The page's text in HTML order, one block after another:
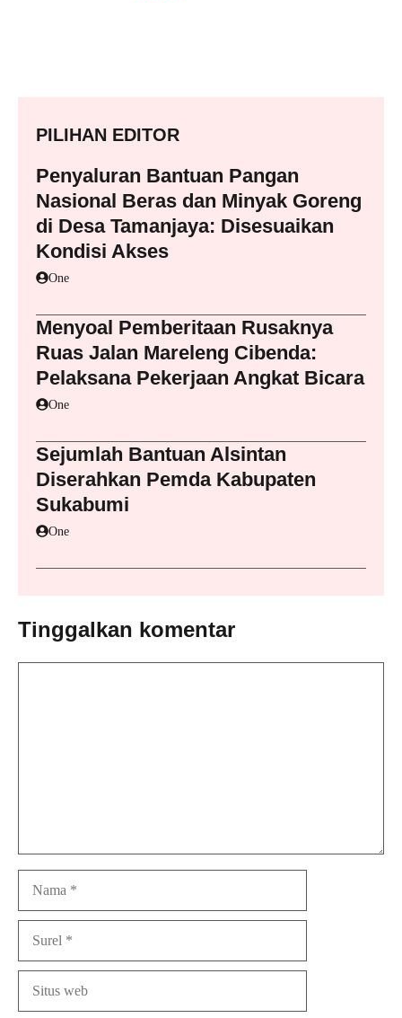
PILIHAN EDITOR
Penyaluran Bantuan Pangan
Nasional Beras dan Minyak Goreng
di Desa Tamanjaya: Disesuaikan
Kondisi Akses
One
Menyoal Pemberitaan Rusaknya
Ruas Jalan Mareleng Cibenda:
Pelaksana Pekerjaan Angkat Bicara
One
Sejumlah Bantuan Alsintan
Diserahkan Pemda Kabupaten
Sukabumi
One
Tinggalkan komentar